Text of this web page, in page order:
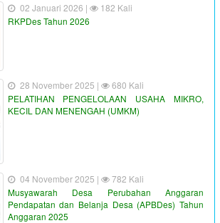
02 Januari 2026 |
182 Kali
RKPDes Tahun 2026
28 November 2025 |
680 Kali
PELATIHAN PENGELOLAAN USAHA MIKRO,
KECIL DAN MENENGAH (UMKM)
04 November 2025 |
782 Kali
Musyawarah Desa Perubahan Anggaran
Pendapatan dan Belanja Desa (APBDes) Tahun
Anggaran 2025